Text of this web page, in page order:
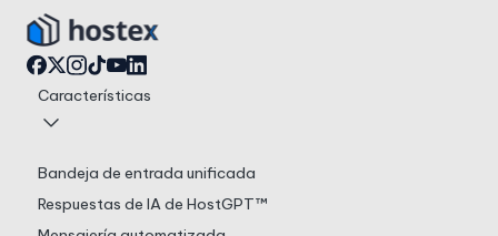
Características
Bandeja de entrada unificada
Respuestas de IA de HostGPT™